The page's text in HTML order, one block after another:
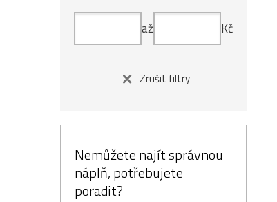
až Kč
Zrušit filtry
Nemůžete najít správnou
náplň, potřebujete
poradit?